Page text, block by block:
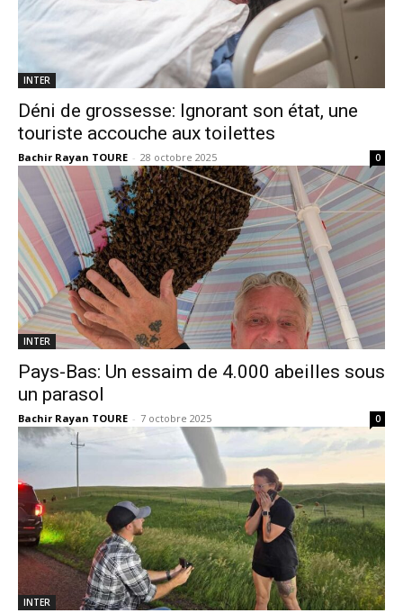
INTER
Déni de grossesse: Ignorant son état, une
touriste accouche aux toilettes
Bachir Rayan TOURE - 28 octobre 2025 0
INTER
Pays-Bas: Un essaim de 4.000 abeilles sous
un parasol
Bachir Rayan TOURE - 7 octobre 2025 0
INTER